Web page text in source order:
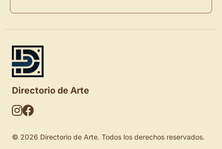
Directorio de Arte
© 2026 Directorio de Arte. Todos los derechos reservados.